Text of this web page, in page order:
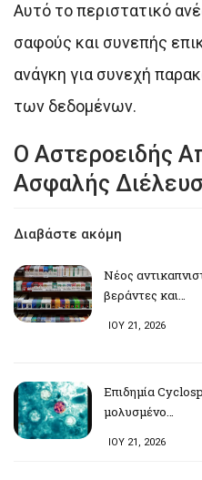
Αυτό το περιστατικό
σαφούς και συνεπής
ανάγκη για συνεχή
των δεδομένων.
Ο Αστεροειδής
Ασφαλής
Διαβάστε ακόμη
Νέος
βεράντες και…
ΙΟΥ 21, 2026
Επιδημία
μολυσμένο…
ΙΟΥ 21, 2026